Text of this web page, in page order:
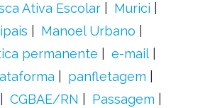
Ativa Escolar
Murici
Manoel Urbano
permanente
e-mail
panfletagem
CGBAE/RN
Passagem